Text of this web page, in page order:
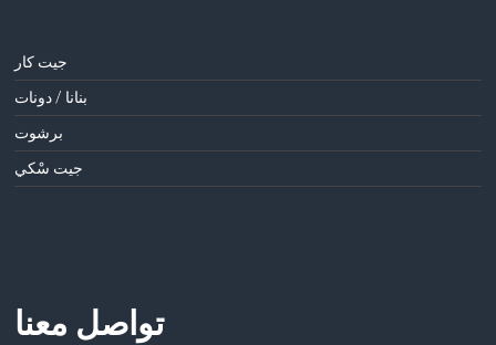
جيت كار
بنانا / دونات
برشوت
جيت سْكي
تواصل معنا